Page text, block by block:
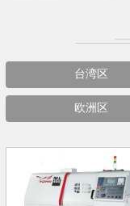
台湾区
欧洲区